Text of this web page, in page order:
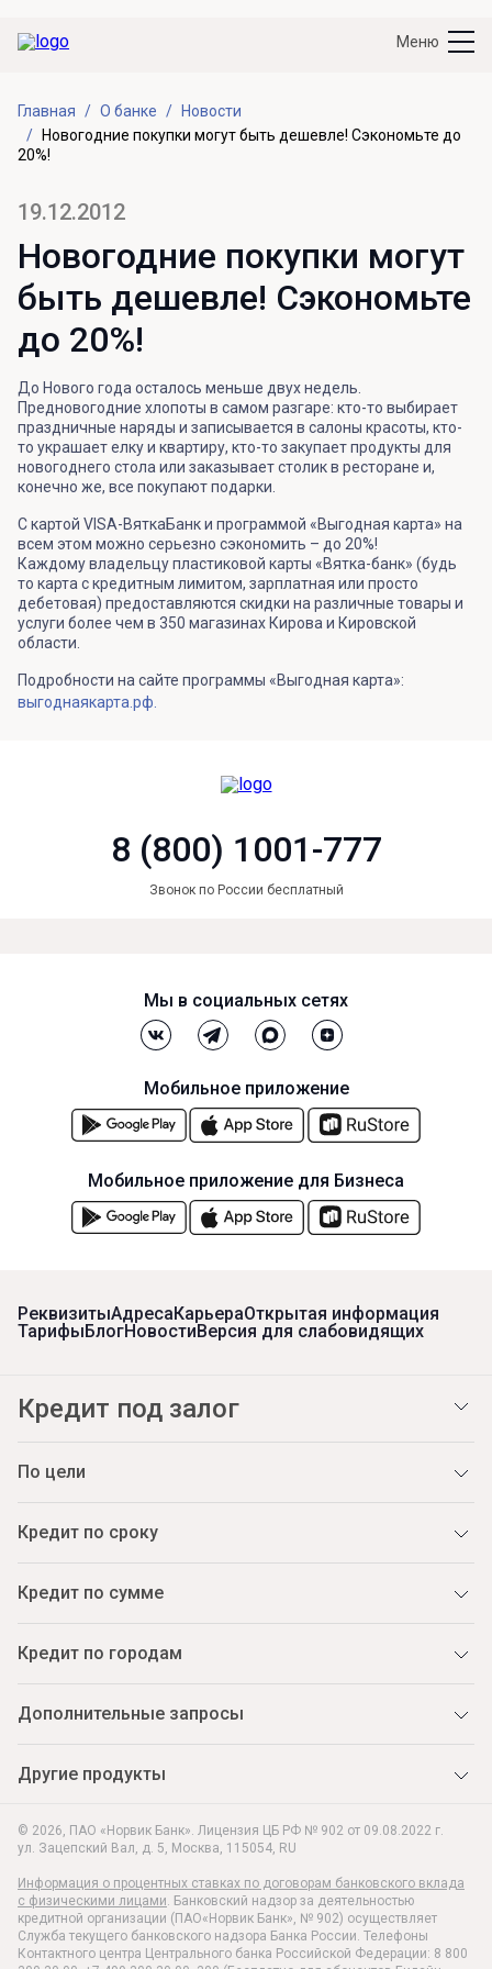
Меню
Главная О банке
Новости
Новогодние покупки могут быть дешевле! Сэкономьте до
20%!
19.12.2012
Новогодние покупки могут
быть дешевле! Сэкономьте
до 20%!
До Нового года осталось меньше двух недель.
Предновогодние хлопоты в самом разгаре: кто-то выбирает
праздничные наряды и записывается в салоны красоты, кто-
то украшает елку и квартиру, кто-то закупает продукты для
новогоднего стола или заказывает столик в ресторане и,
конечно же, все покупают подарки.
С картой VISA-ВяткаБанк и программой «Выгодная карта» на
всем этом можно серьезно сэкономить – до 20%!
Каждому владельцу пластиковой карты «Вятка-банк» (будь
то карта с кредитным лимитом, зарплатная или просто
дебетовая) предоставляются скидки на различные товары и
услуги более чем в 350 магазинах Кирова и Кировской
области.
Подробности на сайте программы «Выгодная карта»:
выгоднаякарта.рф.
8 (800) 1001-777
Звонок по России бесплатный
© 2026, ПАО «Норвик Банк». Лицензия ЦБ РФ № 902 от 09.08.2022 г.
ул. Зацепский Вал, д. 5, Москва, 115054, RU
Информация о процентных ставках по договорам банковского вклада
с физическими лицами. Банковский надзор за деятельностью
кредитной организации (ПАО«Норвик Банк», № 902) осуществляет
Служба текущего банковского надзора Банка России. Телефоны
Контактного центра Центрального банка Российской Федерации: 8 800
РеквизитыАдресаКарьераОткрытая информация
ТарифыБлогНовостиВерсия для слабовидящих
Кредит под залог
По цели
Кредит по сроку
Кредит по сумме
Кредит по городам
Дополнительные запросы
Другие продукты
Мы в социальных сетях
Мобильное приложение
Мобильное приложение для Бизнеса